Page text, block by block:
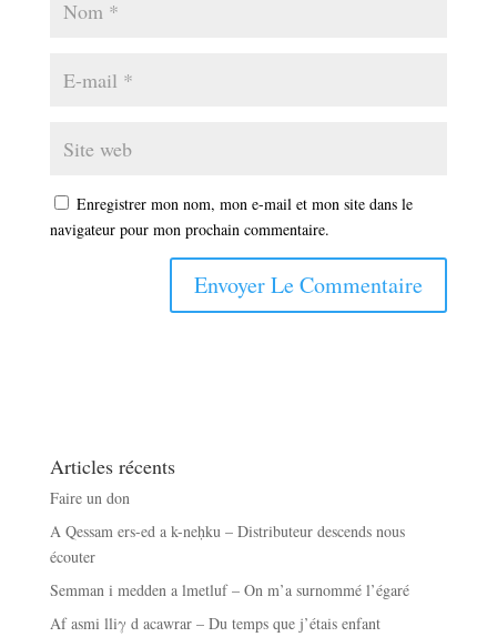
Enregistrer mon nom, mon e-mail et mon site dans le
navigateur pour mon prochain commentaire.
Articles récents
Faire un don
A Qessam ers-ed a k-neḥku – Distributeur descends nous
écouter
Semman i medden a lmetluf – On m’a surnommé l’égaré
Af asmi lliγ d acawrar – Du temps que j’étais enfant